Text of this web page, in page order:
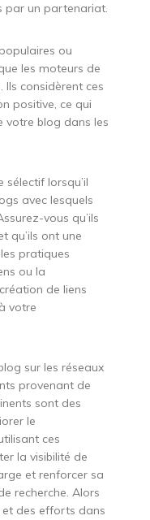
par un partenariat.
ou
les moteurs de
considèrent ces
positive, ce qui
votre blog dans les
lorsqu’il
avec lesquels
vous qu’ils
qu’ils ont une
pratiques
ou la
de liens
votre
sur les réseaux
provenant de
sont des
le
ces
la visibilité de
et renforcer sa
recherche. Alors
et des efforts dans